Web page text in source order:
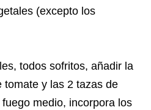
(excepto los
todos sofritos, añadir la
y las 2 tazas de
medio, incorpora los